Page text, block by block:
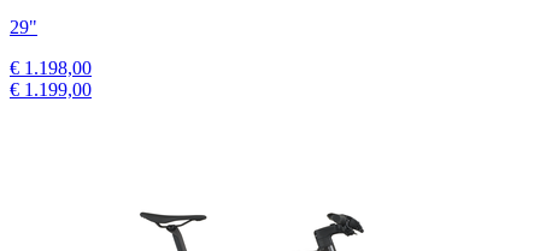
29"
€ 1.198,00
€ 1.199,00